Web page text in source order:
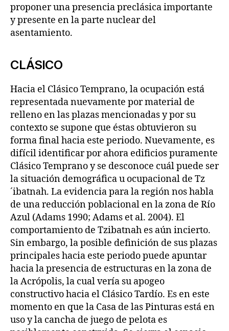
proponer una presencia preclásica importante
y presente en la parte nuclear del
asentamiento.
CLÁSICO
Hacia el Clásico Temprano, la ocupación está
representada nuevamente por material de
relleno en las plazas mencionadas y por su
contexto se supone que éstas obtuvieron su
forma final hacia este periodo. Nuevamente, es
difícil identificar por ahora edificios puramente
Clásico Temprano y se desconoce cuál puede ser
la situación demográfica u ocupacional de Tz
´ibatnah. La evidencia para la región nos habla
de una reducción poblacional en la zona de Río
Azul (Adams 1990; Adams et al. 2004). El
comportamiento de Tzibatnah es aún incierto.
Sin embargo, la posible definición de sus plazas
principales hacia este periodo puede apuntar
hacia la presencia de estructuras en la zona de
la Acrópolis, la cual vería su apogeo
constructivo hacia el Clásico Tardío. Es en este
momento en que la Casa de las Pinturas está en
uso y la cancha de juego de pelota es